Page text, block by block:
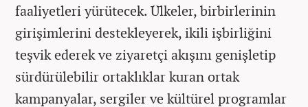
faaliyetleri yürütecek. Ülkeler, birbirlerinin
girişimlerini destekleyerek, ikili işbirliğini
teşvik ederek ve ziyaretçi akışını genişletip
sürdürülebilir ortaklıklar kuran ortak
kampanyalar, sergiler ve kültürel programlar